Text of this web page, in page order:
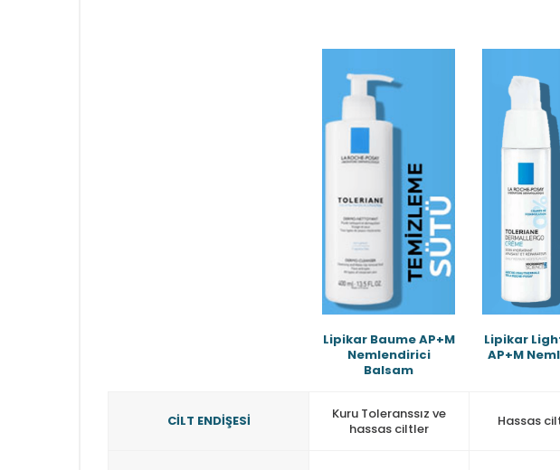
Lipikar Baume AP+M
Nemlendirici
Balsam
Lipikar
AP+M
CİLT ENDİŞESİ
Kuru Toleranssız ve
hassas ciltler
Hassas